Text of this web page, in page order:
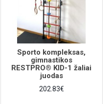
Sporto kompleksas,
gimnastikos
RESTPRO® KID-1 žaliai
juodas
202.83€